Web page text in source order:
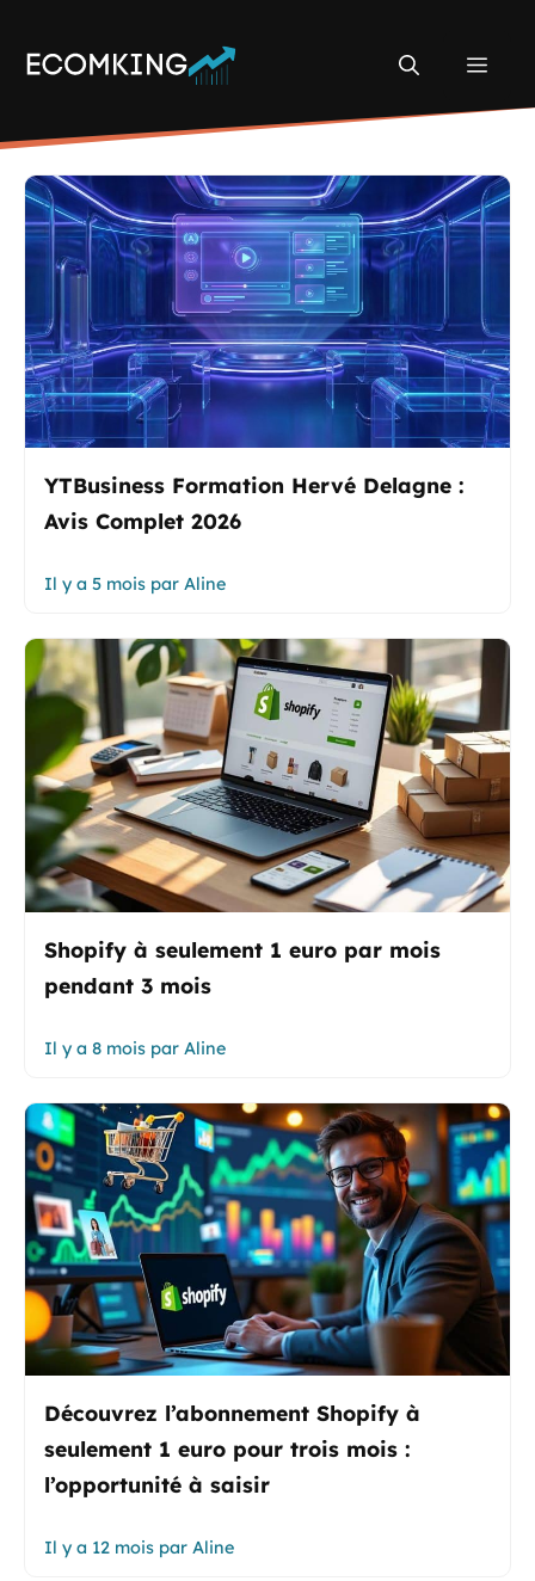
contenu
YTBusiness Formation Hervé Delagne :
Avis Complet 2026
Il y a 5 mois par Aline
Shopify à seulement 1 euro par mois
pendant 3 mois
Il y a 8 mois par Aline
Découvrez l’abonnement Shopify à
seulement 1 euro pour trois mois :
l’opportunité à saisir
Il y a 12 mois par Aline